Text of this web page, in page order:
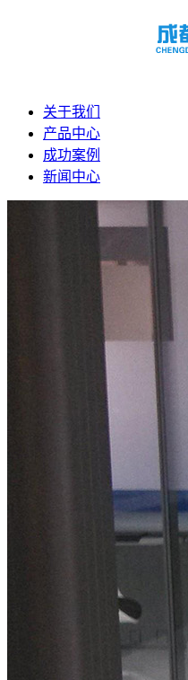
关于我们
产品中心
成功案例
新闻中心